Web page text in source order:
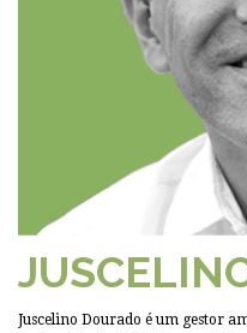
Juscelino Dourado é um gestor